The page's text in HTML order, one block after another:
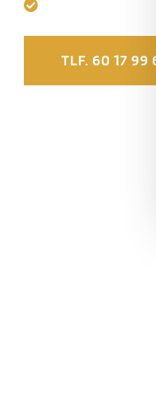
Over 10 års
TLF. 60 17 99